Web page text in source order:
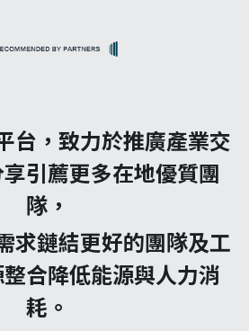
台，致力於推廣產業交
引薦更多在地優質團
隊，
求鏈結更好的團隊及工
合降低能源與人力消
耗。